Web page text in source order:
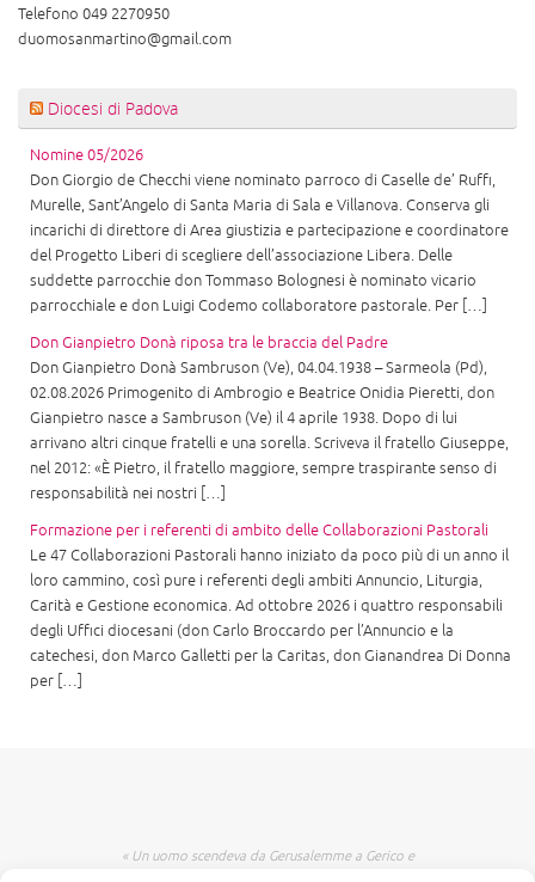
Telefono 049 2270950
duomosanmartino@gmail.com
Diocesi di Padova
Nomine 05/2026
Don Giorgio de Checchi viene nominato parroco di Caselle de’ Ruffi,
Murelle, Sant’Angelo di Santa Maria di Sala e Villanova. Conserva gli
incarichi di direttore di Area giustizia e partecipazione e coordinatore
del Progetto Liberi di scegliere dell’associazione Libera. Delle
suddette parrocchie don Tommaso Bolognesi è nominato vicario
parrocchiale e don Luigi Codemo collaboratore pastorale. Per […]
Don Gianpietro Donà riposa tra le braccia del Padre
Don Gianpietro Donà Sambruson (Ve), 04.04.1938 – Sarmeola (Pd),
02.08.2026 Primogenito di Ambrogio e Beatrice Onidia Pieretti, don
Gianpietro nasce a Sambruson (Ve) il 4 aprile 1938. Dopo di lui
arrivano altri cinque fratelli e una sorella. Scriveva il fratello Giuseppe,
nel 2012: «È Pietro, il fratello maggiore, sempre traspirante senso di
responsabilità nei nostri […]
Formazione per i referenti di ambito delle Collaborazioni Pastorali
Le 47 Collaborazioni Pastorali hanno iniziato da poco più di un anno il
loro cammino, così pure i referenti degli ambiti Annuncio, Liturgia,
Carità e Gestione economica. Ad ottobre 2026 i quattro responsabili
degli Uffici diocesani (don Carlo Broccardo per l’Annuncio e la
catechesi, don Marco Galletti per la Caritas, don Gianandrea Di Donna
per […]
« Un uomo scendeva da Gerusalemme a Gerico e